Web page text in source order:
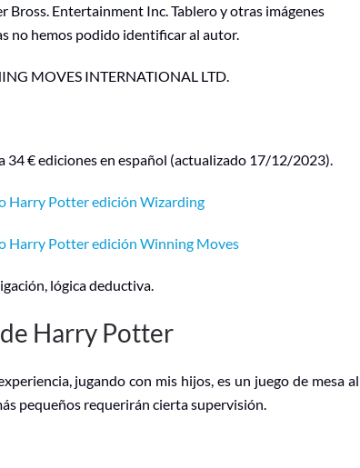
Bross. Entertainment Inc. Tablero y otras imágenes
no hemos podido identificar al autor.
MOVES INTERNATIONAL LTD.
34 € ediciones en español (actualizado 17/12/2023).
Harry Potter edición Wizarding
Harry Potter edición Winning Moves
lógica deductiva.
Harry Potter
jugando con mis hijos, es un juego de mesa al
pequeños requerirán cierta supervisión.